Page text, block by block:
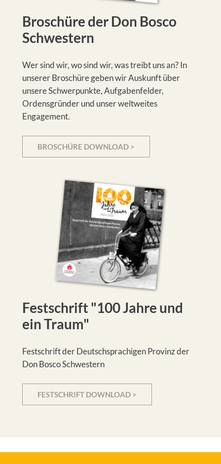
Broschüre der Don Bosco
Schwestern
Wer sind wir, wo sind wir, was treibt uns an? In
unserer Broschüre geben wir Auskunft über
unsere Schwerpunkte, Aufgabenfelder,
Ordensgründer und unser weltweites
Engagement.
BROSCHÜRE DOWNLOAD >
Festschrift "100 Jahre und
ein Traum"
Festschrift der Deutschsprachigen Provinz der
Don Bosco Schwestern
FESTSCHRIFT DOWNLOAD >